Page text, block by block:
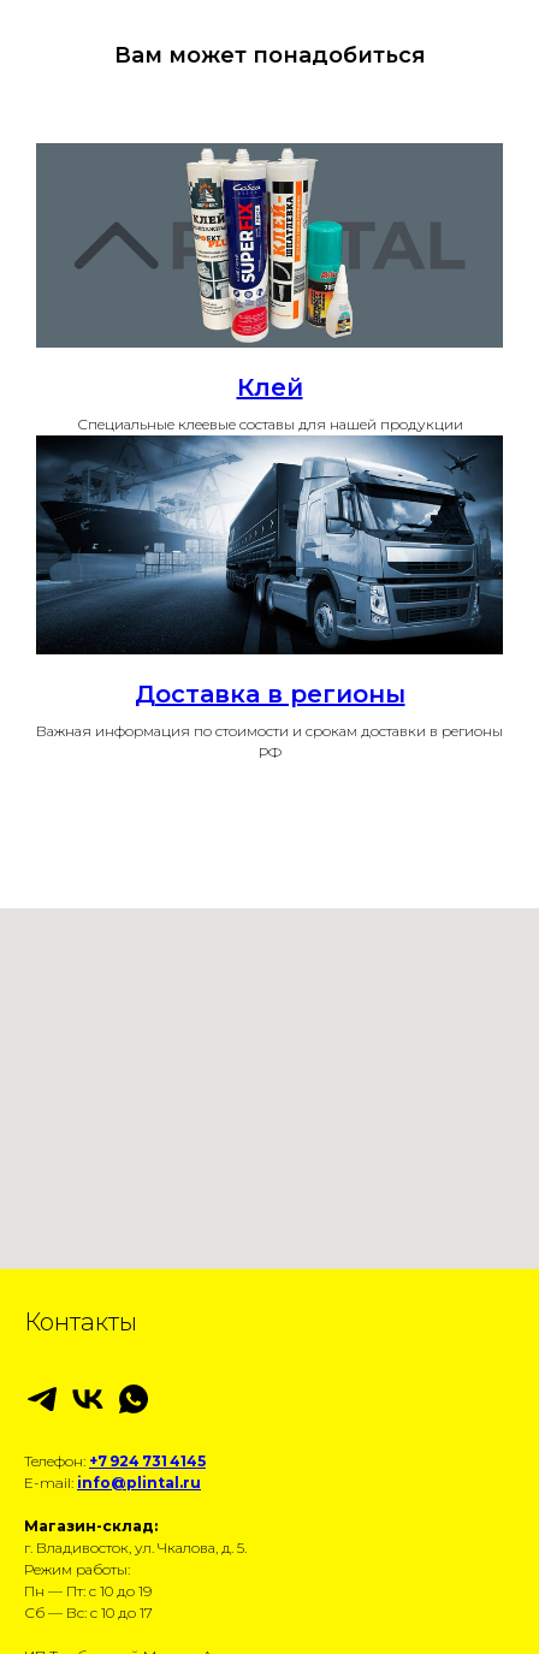
Вам может понадобиться
Клей
Специальные клеевые составы для нашей продукции
Доставка в регионы
Важная информация по стоимости и срокам доставки в регионы
РФ
Контакты
Телефон: +7 924 731 4145
E-mail: info@plintal.ru
Магазин-склад:
г. Владивосток, ул. Чкалова, д. 5.
Режим работы:
Пн — Пт: с 10 до 19
Сб — Вс: с 10 до 17